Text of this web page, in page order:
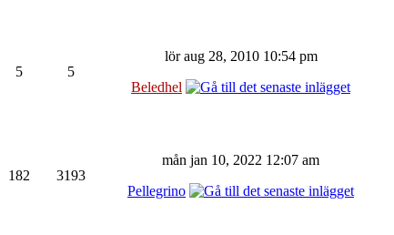
5 5
lör aug 28, 2010 10:54 pm
Beledhel
182 3193
mån jan 10, 2022 12:07 am
Pellegrino